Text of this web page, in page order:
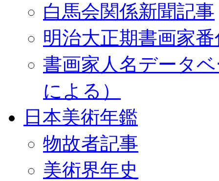
白馬会関係新聞記事
明治大正期書画家
書画家人名データ
による）
日本美術年鑑
物故者記事
美術界年史